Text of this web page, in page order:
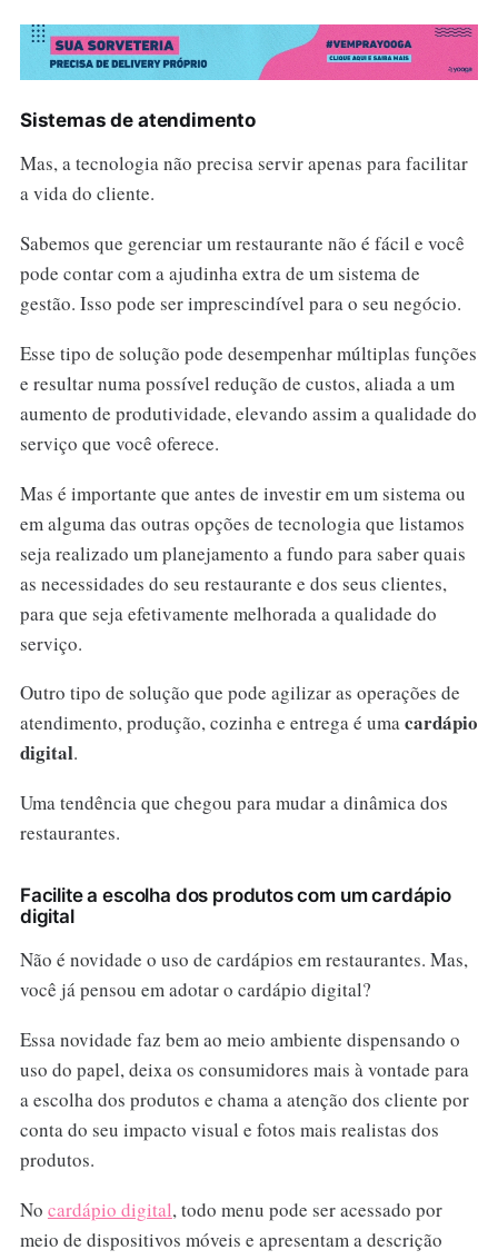
Sistemas de atendimento
Mas, a tecnologia não precisa servir apenas para facilitar
a vida do cliente.
Sabemos que gerenciar um restaurante não é fácil e você
pode contar com a ajudinha extra de um sistema de
gestão. Isso pode ser imprescindível para o seu negócio.
Esse tipo de solução pode desempenhar múltiplas funções
e resultar numa possível redução de custos, aliada a um
aumento de produtividade, elevando assim a qualidade do
serviço que você oferece.
Mas é importante que antes de investir em um sistema ou
em alguma das outras opções de tecnologia que listamos
seja realizado um planejamento a fundo para saber quais
as necessidades do seu restaurante e dos seus clientes,
para que seja efetivamente melhorada a qualidade do
serviço.
Outro tipo de solução que pode agilizar as operações de
atendimento, produção, cozinha e entrega é umacardápio
digital.
Uma tendência que chegou para mudar a dinâmica dos
restaurantes.
Facilite a escolha dos produtos com um cardápio
digital
Não é novidade o uso de cardápios em restaurantes. Mas,
você já pensou em adotar o cardápio digital?
Essa novidade faz bem ao meio ambiente dispensando o
uso do papel, deixa os consumidores mais à vontade para
a escolha dos produtos e chama a atenção dos cliente por
conta do seu impacto visual e fotos mais realistas dos
produtos.
No cardápio digital, todo menu pode ser acessado por
meio de dispositivos móveis e apresentam a descrição